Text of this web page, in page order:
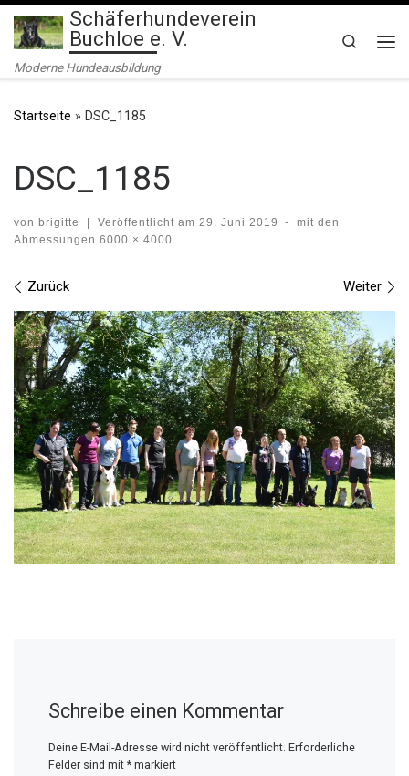
Zum Inhalt springen
Schäferhundeverein
Buchloe e. V.
Moderne Hundeausbildung
Search
Startseite » DSC_1185
DSC_1185
von brigitte | Veröffentlicht am 29. Juni 2019 -
mit den
Abmessungen 6000 × 4000
Bilder Navigation
Zurück Weiter
Schreibe einen Kommentar
Deine E-Mail-Adresse wird nicht veröffentlicht. Erforderliche
Felder sind mit *markiert